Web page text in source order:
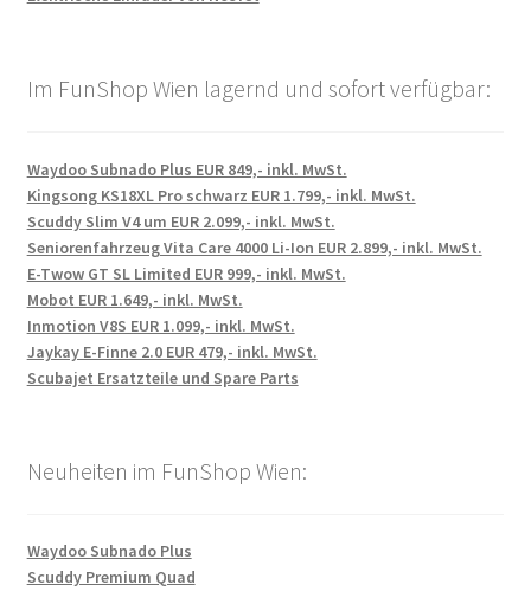
Im FunShop Wien lagernd und sofort verfügbar:
Waydoo Subnado Plus EUR 849,- inkl. MwSt.
Kingsong KS18XL Pro schwarz EUR 1.799,- inkl. MwSt.
Scuddy Slim V4 um EUR 2.099,- inkl. MwSt.
Seniorenfahrzeug Vita Care 4000 Li-Ion EUR 2.899,- inkl. MwSt.
E-Twow GT SL Limited EUR 999,- inkl. MwSt.
Mobot EUR 1.649,- inkl. MwSt.
Inmotion V8S EUR 1.099,- inkl. MwSt.
Jaykay E-Finne 2.0 EUR 479,- inkl. MwSt.
Scubajet Ersatzteile und Spare Parts
Neuheiten im FunShop Wien:
Waydoo Subnado Plus
Scuddy Premium Quad